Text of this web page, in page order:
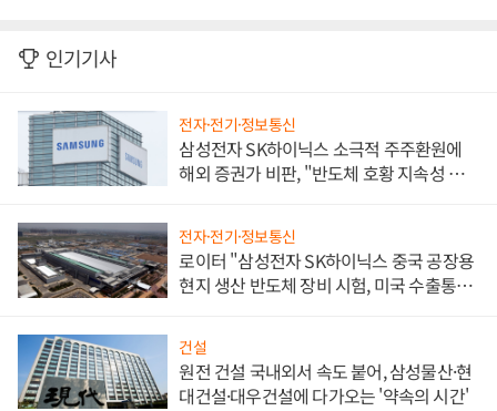
인기기사
전자·전기·정보통신
삼성전자 SK하이닉스 소극적 주주환원에
해외 증권가 비판, "반도체 호황 지속성 의
전자·전기·정보통신
로이터 "삼성전자 SK하이닉스 중국 공장용
현지 생산 반도체 장비 시험, 미국 수출통제
건설
원전 건설 국내외서 속도 붙어, 삼성물산·현
대건설·대우건설에 다가오는 '약속의 시간'